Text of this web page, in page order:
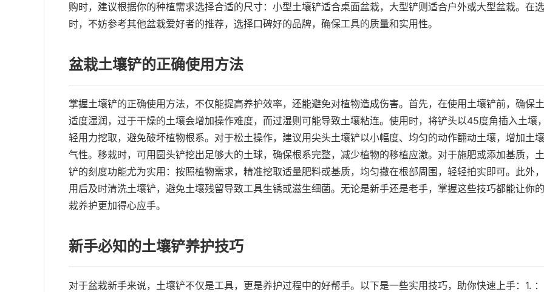
购时，建议根据你的种植需求选择合适的尺寸：小型土壤铲适合桌面盆栽，大型铲则适合户外或大型盆栽。在
时，不妨参考其他盆栽爱好者的推荐，选择口碑好的品牌，确保工具的质量和实用性。
盆栽土壤铲的正确使用方法
掌握土壤铲的正确使用方法，不仅能提高养护效率，还能避免对植物造成伤害。首先，在使用土壤铲前，确保
适度湿润，过于干燥的土壤会增加操作难度，而过湿则可能导致土壤粘连。使用时，将铲头以45度角插入土壤
轻用力挖取，避免破坏植物根系。对于松土操作，建议用尖头土壤铲以小幅度、均匀的动作翻动土壤，增加土
气性。移栽时，可用圆头铲挖出足够大的土球，确保根系完整，减少植物的移植应激。对于施肥或添加基质，
铲的刻度功能尤为实用：按照植物需求，精准挖取适量肥料或基质，均匀撒在根部周围，轻轻拍实即可。此外
用后及时清洗土壤铲，避免土壤残留导致工具生锈或滋生细菌。无论是新手还是老手，掌握这些技巧都能让你
栽养护更加得心应手。
新手必知的土壤铲养护技巧
对于盆栽新手来说，土壤铲不仅是工具，更是养护过程中的好帮手。以下是一些实用技巧，助你快速上手：1.